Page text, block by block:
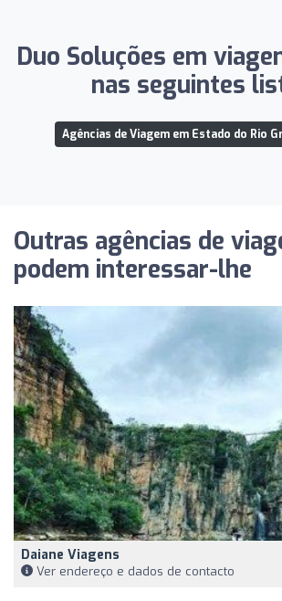
Duo Soluções em
nas seguintes
Agências de Viagem em Estado do Rio
Outras agências de
podem interessar-lhe
Daiane Viagens
Ver endereço e dados de contacto